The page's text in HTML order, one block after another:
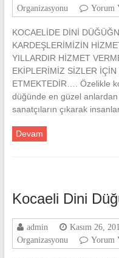
Organizasyonu
Yorum
KOCAELİDE DİNİ
KARDEŞLERİMİZİN
YILLARDIR HİZMET
EKİPLERİMİZ SİZLER
ETMEKTEDİR…. Özelikle
düğünde en güzel anlardan
sanatçıların çıkarak
Devam
Kocaeli Dini
admin Kasım 26,
Organizasyonu
Yorum